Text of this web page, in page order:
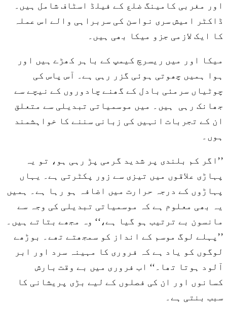
اور مغربی کامینگ ضلع کے فیلڈ اسٹاف شامل ہیں۔
ڈاکٹر امیش سری نواسن کی سربراہی والے اس عملہ
کا ایک لازمی جزو میکا بھی ہیں۔
میکا اور میں ریسرچ کیمپ کے باہر کھڑے ہیں اور
ہوا ہمیں چھوتی ہوئی گزر رہی ہے۔ آس پاس کی
چوٹیاں سرمئی بادل کے گھنے چادوروں کے نیچے سے
جھانک رہی ہیں۔ میں موسمیاتی تبدیلی سے متعلق
ان کے تجربات انہیں کی زبانی سننے کا خواہشمند
ہوں۔
’’اگر کم بلندی پر شدید گرمی پڑ رہی ہو، تو یہ
پہاڑی علاقوں میں تیزی سے زور پکٹرتی ہے۔ یہاں
پہاڑوں کے درجہ حرارت میں اضافہ ہو رہا ہے۔ ہمیں
یہ بھی معلوم ہے کہ موسمیاتی تبدیلی کی وجہ سے
مانسون بے ترتیب ہو گیا ہے،‘‘ وہ مجھے بتاتے ہیں۔
’’پہلے لوگ موسم کے انداز کو سمجھتے تھے۔ بوڑھے
لوگوں کو یاد ہے کہ فروری کا مہینہ سرد اور ابر
آلود ہوتا تھا۔‘‘ اب فروری میں بے وقت بارش
کسانوں اور ان کی فصلوں کے لیے بڑی پریشانی کا
سبب بنتی ہے۔